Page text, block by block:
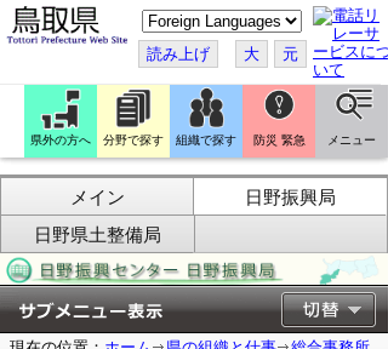
こ
の
ペ
ー
ジ
翻
訳
す
る
読み上げ 大 元
県外の方へ 分野で探す 組織で探す 防災 緊急 メニュー
メイン
日野振興局
日野県土整備局